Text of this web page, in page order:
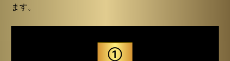
「企画書作成サービス」は、以下の内容で作成していき